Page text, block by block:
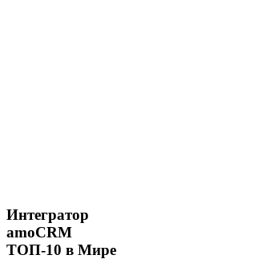
Интегратор
amoCRM
ТОП-10 в Мире